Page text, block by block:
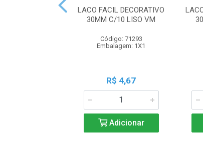
LACO FACIL DECORATIVO
30MM C/10 LISO VM
Código: 71293
Embalagem: 1X1
R$ 4,67
Adicionar